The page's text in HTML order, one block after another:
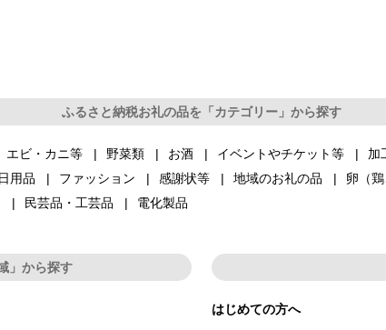
ふるさと納税お礼の品を「カテゴリー」から探す
エビ・カニ等 野菜類 お酒 イベントやチケット等 加
用品 ファッション 感謝状等 地域のお礼の品 卵（鶏
民芸品・工芸品 電化製品
」から探す
はじめての方へ